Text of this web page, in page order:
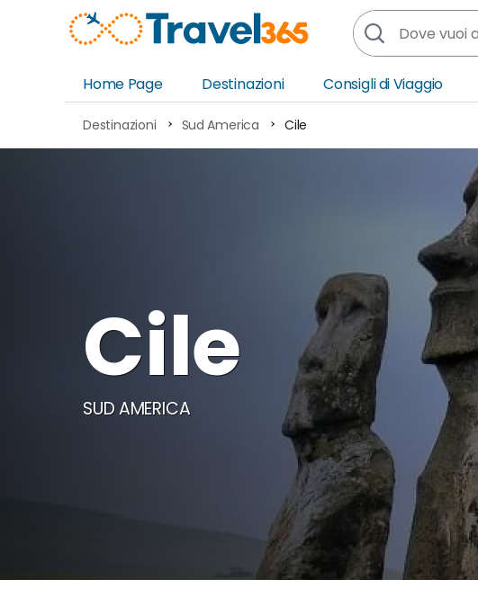
Home Page
Destinazioni
Africa
Europa
Oceania
America
Medio Oriente
Consigli di Viaggio
Destinazioni Sud America Cile
Cile
SUD AMERICA